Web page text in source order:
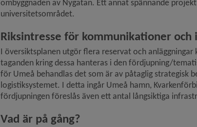
ombyggnaden av Nygatan. Ett annat spännande
universitetsområdet.
Riksintresse för kommunikationer
I översiktsplanen utgör flera reservat och
taganden kring dessa hanteras i den fördjupning/
för Umeå behandlas det som är av påtaglig strategisk
logistik­systemet. I detta ingår Umeå hamn,
fördjupningen föreslås även ett antal långsiktiga
Vad är på gång?